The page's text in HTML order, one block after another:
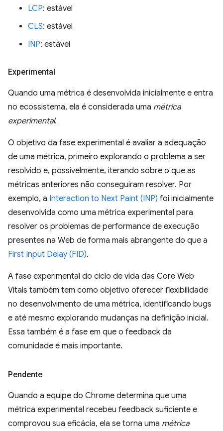
LCP: estável
CLS: estável
INP: estável
Experimental
Quando uma métrica é desenvolvida inicialmente e entra
no ecossistema, ela é considerada uma métrica
experimental.
O objetivo da fase experimental é avaliar a adequação
de uma métrica, primeiro explorando o problema a ser
resolvido e, possivelmente, iterando sobre o que as
métricas anteriores não conseguiram resolver. Por
exemplo, a Interaction to Next Paint (INP) foi inicialmente
desenvolvida como uma métrica experimental para
resolver os problemas de performance de execução
presentes na Web de forma mais abrangente do que a
First Input Delay (FID).
A fase experimental do ciclo de vida das Core Web
Vitals também tem como objetivo oferecer flexibilidade
no desenvolvimento de uma métrica, identificando bugs
e até mesmo explorando mudanças na definição inicial.
Essa também é a fase em que o feedback da
comunidade é mais importante.
Pendente
Quando a equipe do Chrome determina que uma
métrica experimental recebeu feedback suficiente e
comprovou sua eficácia, ela se torna uma métrica